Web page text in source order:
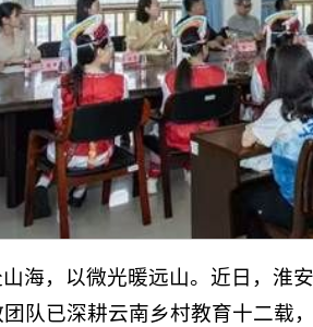
海，以微光暖远山。近日，淮
队已深耕云南乡村教育十二载